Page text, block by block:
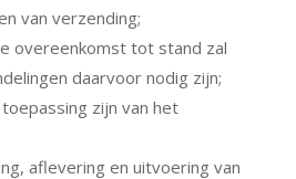
van verzending;
overeenkomst tot stand zal
daarvoor nodig zijn;
zijn van het
aflevering en uitvoering van